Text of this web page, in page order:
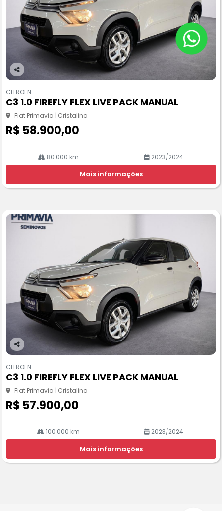
Co
pa
rtil
he
CITROËN
C3 1.0 FIREFLY FLEX LIVE PACK MANUAL
Fiat Primavia | Cristalina
R$ 58.900,00
80.000 km 2023/2024
Mais informações
Co
pa
rtil
he
CITROËN
C3 1.0 FIREFLY FLEX LIVE PACK MANUAL
Fiat Primavia | Cristalina
R$ 57.900,00
100.000 km 2023/2024
Mais informações